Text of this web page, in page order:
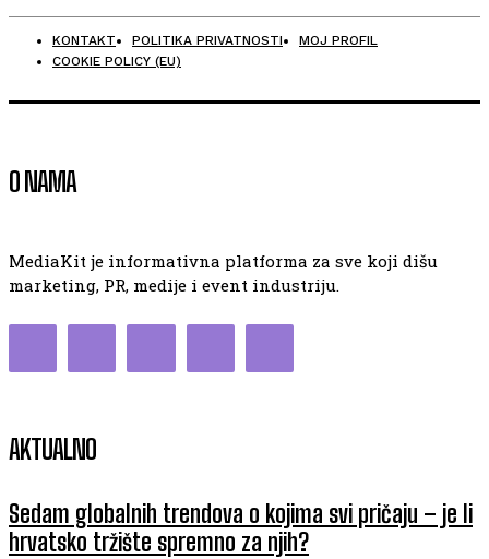
KONTAKT POLITIKA PRIVATNOSTI
MOJ PROFIL
COOKIE POLICY (EU)
O NAMA
MediaKit je informativna platforma za sve koji dišu
marketing, PR, medije i event industriju.
AKTUALNO
Sedam globalnih trendova o kojima svi pričaju – je li
hrvatsko tržište spremno za njih?